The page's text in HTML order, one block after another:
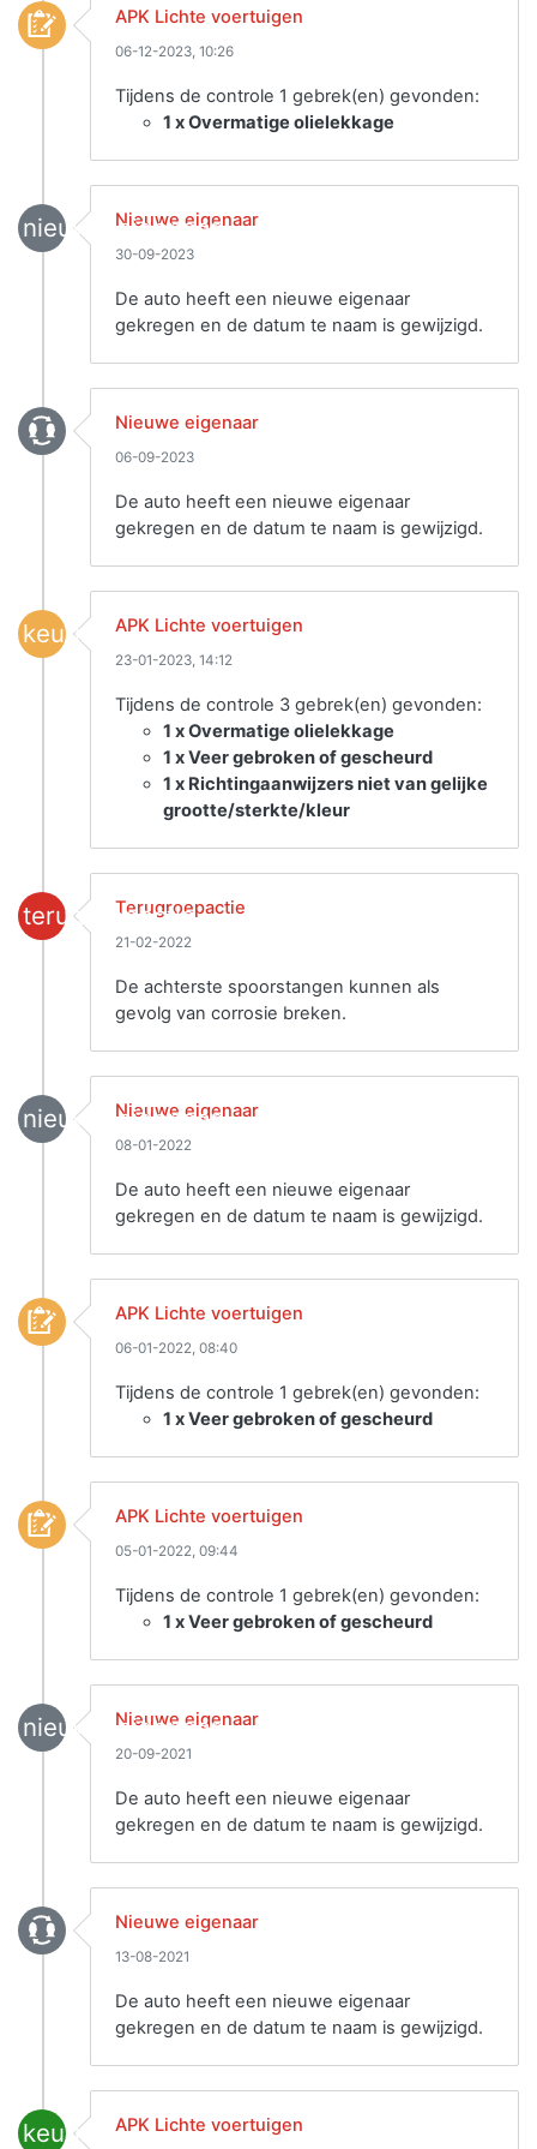
APK Lichte voertuigen
06-12-2023, 10:26
Tijdens de controle 1 gebrek(en) gevonden:
1 x Overmatige olielekkage
nieuwe_eigenaar
Nieuwe eigenaar
30-09-2023
De auto heeft een nieuwe eigenaar
gekregen en de datum te naam is gewijzigd.
Nieuwe eigenaar
06-09-2023
De auto heeft een nieuwe eigenaar
gekregen en de datum te naam is gewijzigd.
keuring APK Lichte voertuigen
23-01-2023, 14:12
Tijdens de controle 3 gebrek(en) gevonden:
1 x Overmatige olielekkage
1 x Veer gebroken of gescheurd
1 x Richtingaanwijzers niet van gelijke
grootte/sterkte/kleur
terugroepactie
Terugroepactie
21-02-2022
De achterste spoorstangen kunnen als
gevolg van corrosie breken.
nieuwe_eigenaar
Nieuwe eigenaar
08-01-2022
De auto heeft een nieuwe eigenaar
gekregen en de datum te naam is gewijzigd.
APK Lichte voertuigen
06-01-2022, 08:40
Tijdens de controle 1 gebrek(en) gevonden:
1 x Veer gebroken of gescheurd
APK Lichte voertuigen
05-01-2022, 09:44
Tijdens de controle 1 gebrek(en) gevonden:
1 x Veer gebroken of gescheurd
nieuwe_eigenaar
Nieuwe eigenaar
20-09-2021
De auto heeft een nieuwe eigenaar
gekregen en de datum te naam is gewijzigd.
Nieuwe eigenaar
13-08-2021
De auto heeft een nieuwe eigenaar
gekregen en de datum te naam is gewijzigd.
keuring APK Lichte voertuigen